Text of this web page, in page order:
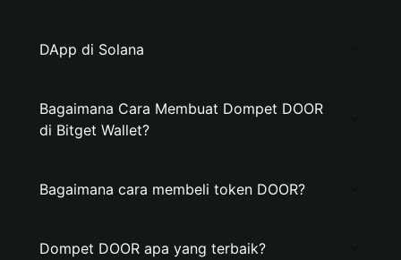
DApp di Solana
Bagaimana Cara Membuat Dompet DOOR
di Bitget Wallet?
Bagaimana cara membeli token DOOR?
Dompet DOOR apa yang terbaik?